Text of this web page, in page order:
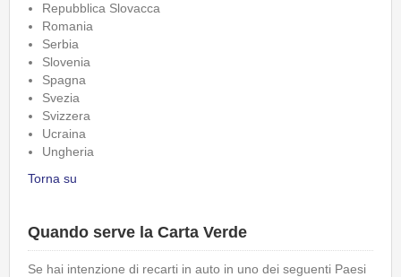
Repubblica Slovacca
Romania
Serbia
Slovenia
Spagna
Svezia
Svizzera
Ucraina
Ungheria
Torna su
Quando serve la Carta Verde
Se hai intenzione di recarti in auto in uno dei seguenti Paesi